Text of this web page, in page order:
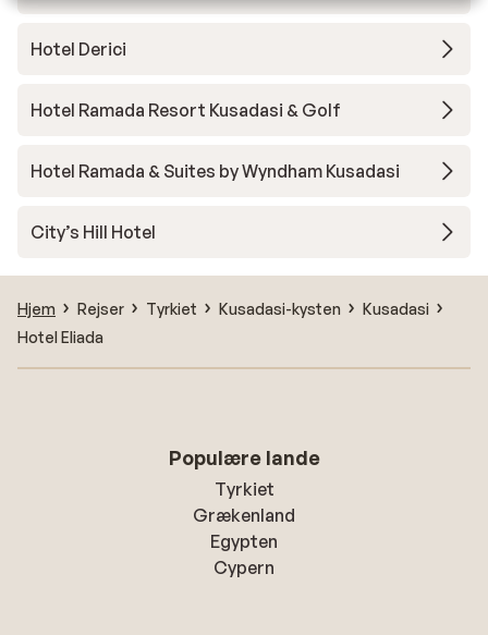
Hotel Derici
Hotel Ramada Resort Kusadasi & Golf
Hotel Ramada & Suites by Wyndham Kusadasi
City’s Hill Hotel
Hjem Rejser Tyrkiet Kusadasi-kysten
Kusadasi
Hotel Eliada
Populære lande
Tyrkiet
Grækenland
Egypten
Cypern